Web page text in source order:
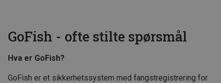
GoFish - ofte stilte spørsmål
Hva er GoFish?
GoFish er et sikkerhetssystem med fangstregistrering for